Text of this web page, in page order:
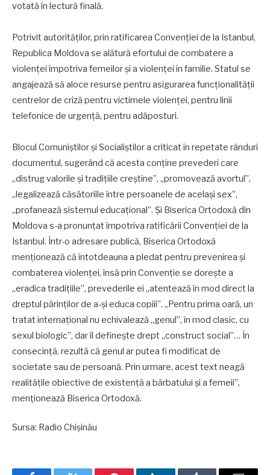
votată în lectură finală.
Potrivit autorităților, prin ratificarea Convenției de la Istanbul,
Republica Moldova se alătură efortului de combatere a
violenței împotriva femeilor și a violenței în familie. Statul se
angajează să aloce resurse pentru asigurarea funcționalității
centrelor de criză pentru victimele violenței, pentru linii
telefonice de urgență, pentru adăposturi.
Blocul Comuniștilor și Socialiștilor a criticat în repetate rânduri
documentul, sugerând că acesta conține prevederi care
„distrug valorile și tradițiile creștine”, „promovează avortul”,
„legalizează căsătoriile între persoanele de același sex”,
„profanează sistemul educațional”. Și Biserica Ortodoxă din
Moldova s-a pronunțat împotriva ratificării Convenției de la
Istanbul. Într-o adresare publică, Biserica Ortodoxă
menționează că întotdeauna a pledat pentru prevenirea și
combaterea violenței, însă prin Convenție se dorește a
„eradica tradițiile”, prevederile ei „atentează în mod direct la
dreptul părinților de a-și educa copiii”. „Pentru prima oară, un
tratat internațional nu echivalează „genul”, în mod clasic, cu
sexul biologic”, dar îl definește drept „construct social”… În
consecință, rezultă că genul ar putea fi modificat de
societate sau de persoană. Prin urmare, acest text neagă
realitățile obiective de existență a bărbatului și a femeii”,
menționează Biserica Ortodoxă.
Sursa: Radio Chișinău